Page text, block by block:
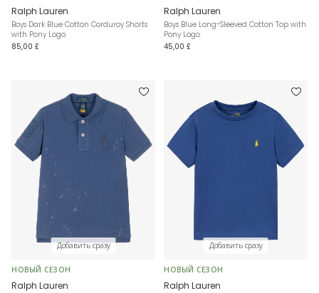
Ralph Lauren
Boys Dark Blue Cotton Corduroy Shorts
with Pony Logo
85,00 £
Ralph Lauren
Boys Blue Long-Sleeved Cotton Top with
Pony Logo
45,00 £
Добавить сразу
НОВЫЙ СЕЗОН
Ralph Lauren
Добавить сразу
НОВЫЙ СЕЗОН
Ralph Lauren